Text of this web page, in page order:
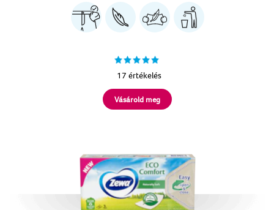
17 értékelés
Vásárold meg